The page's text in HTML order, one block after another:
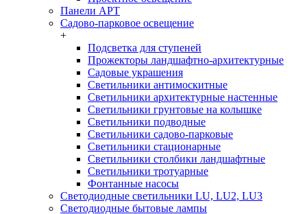
Панели АРТ
Садово-парковое освещение
+
Подсветка для ступеней
Прожекторы ландшафтно-архитектурные
Садовые украшения
Светильники антимоскитные
Светильники архитектурные настенные
Светильники грунтовые на колышке
Светильники подводные
Светильники садово-парковые
Светильники стационарные
Светильники столбики ландшафтные
Светильники тротуарные
Фонтанные насосы
Светодиодные светильники LU, LU2, LU3
Светодиодные бытовые лампы